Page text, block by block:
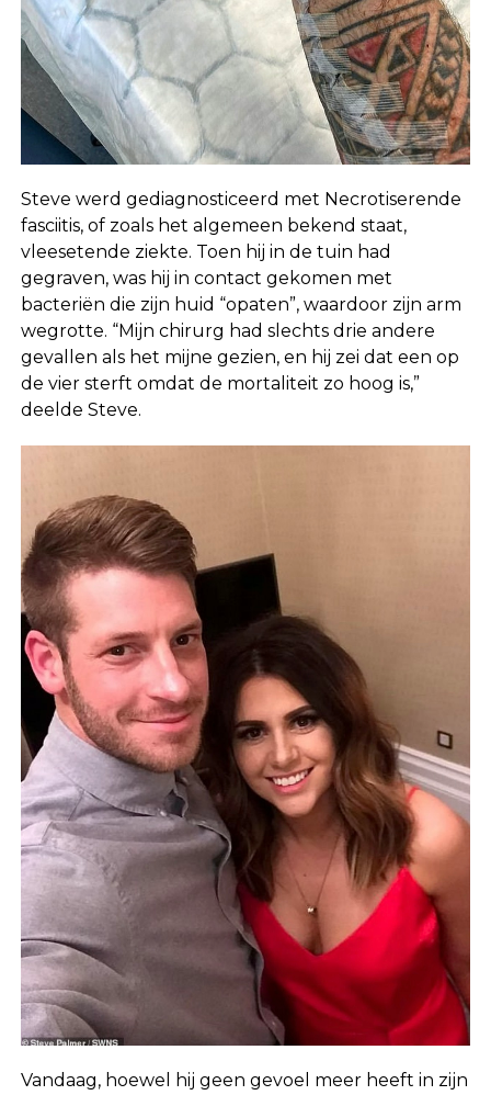
Steve werd gediagnosticeerd met Necrotiserende
fasciitis, of zoals het algemeen bekend staat,
vleesetende ziekte. Toen hij in de tuin had
gegraven, was hij in contact gekomen met
bacteriën die zijn huid “opaten”, waardoor zijn arm
wegrotte. “Mijn chirurg had slechts drie andere
gevallen als het mijne gezien, en hij zei dat een op
de vier sterft omdat de mortaliteit zo hoog is,”
deelde Steve.
Vandaag, hoewel hij geen gevoel meer heeft in zijn